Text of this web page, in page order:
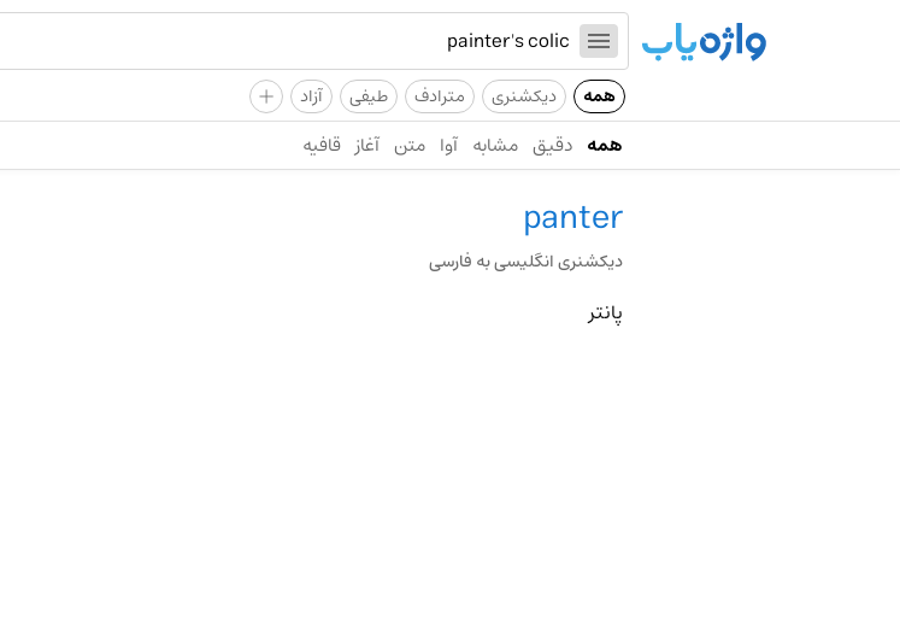
همه دیکشنری مترادف طیفی آزاد +
همه دقیق مشابه آوا متن آغاز قافیه
panter
دیکشنری انگلیسی به فارسی
پانتر